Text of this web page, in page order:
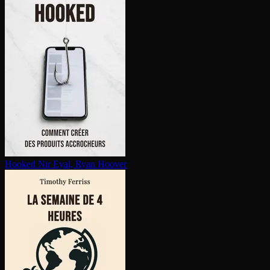
Hooked Nir Eyal, Ryan Hoover